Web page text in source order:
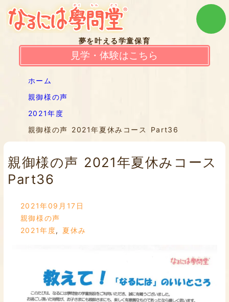
夢を叶える学童保育
見学・体験はこちら
ホーム
親御様の声
2021年度
親御様の声 2021年夏休みコース Part36
親御様の声 2021年夏休みコース
Part36
2021年09月17日
親御様の声
2021年度, 夏休み